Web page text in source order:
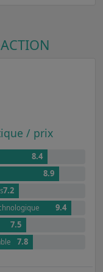
/ prix
8.4
8.9
7.2
9.4
7.5
7.8